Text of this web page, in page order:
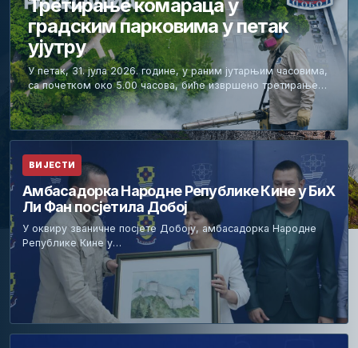
Третирање комараца у
градским парковима у петак
ујутру
У петак, 31. јула 2026. године, у раним јутарњим часовима,
са почетком око 5.00 часова, биће извршено третирање…
ВИЈЕСТИ
Амбасадорка Народне Републике Кине у БиХ
Ли Фан посјетила Добој
У оквиру званичне посјете Добоју, амбасадорка Народне
Републике Кине у…